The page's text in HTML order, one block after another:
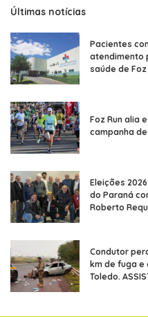
Últimas notícias
Pacientes
atendimento
saúde de
Foz Run alia
campanha
Eleições
do Paraná
Roberto
Condutor
km de fuga e
Toledo.